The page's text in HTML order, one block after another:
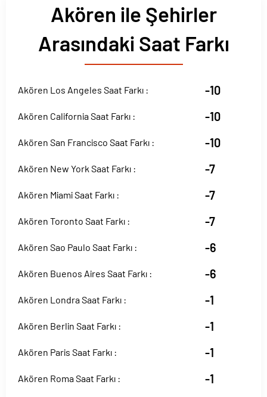
Akören ile Şehirler
Arasındaki Saat Farkı
Akören Los Angeles Saat Farkı : -10
Akören California Saat Farkı : -10
Akören San Francisco Saat Farkı : -10
Akören New York Saat Farkı : -7
Akören Miami Saat Farkı : -7
Akören Toronto Saat Farkı : -7
Akören Sao Paulo Saat Farkı : -6
Akören Buenos Aires Saat Farkı : -6
Akören Londra Saat Farkı : -1
Akören Berlin Saat Farkı : -1
Akören Paris Saat Farkı : -1
Akören Roma Saat Farkı : -1